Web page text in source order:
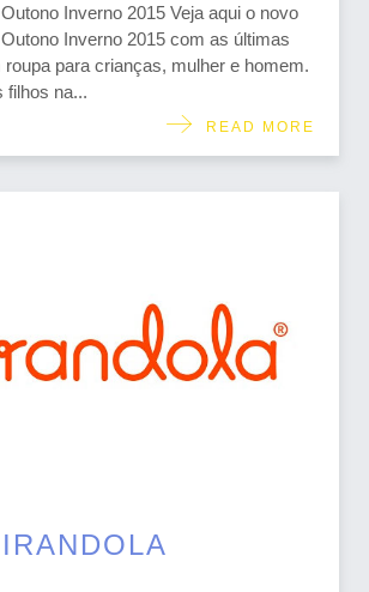
Inverno 2015 Veja aqui o novo
Inverno 2015 com as últimas
para crianças, mulher e homem.
filhos na...
READ MORE